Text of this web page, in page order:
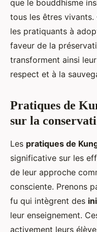
que le bouddhisme
tous les êtres vivants.
les pratiquants à
faveur de la
transforment ainsi
respect et à la
Pratiques de
sur la
Les pratiques de
significative sur les
de leur approche
consciente. Prenons
fu qui intègrent des
leur enseignement.
activement leurs